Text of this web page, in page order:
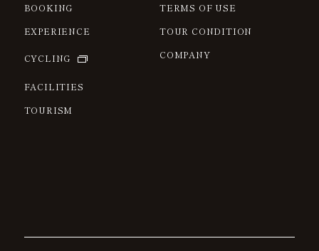
BOOKING
EXPERIENCE
CYCLING
FACILITIES
TOURISM
TERMS OF USE
TOUR CONDITION
COMPANY